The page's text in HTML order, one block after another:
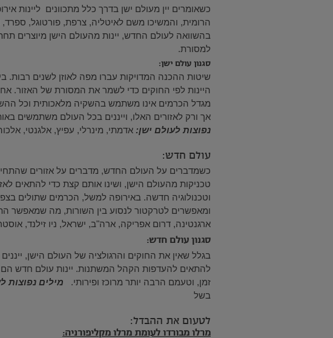
כשאומרים יין מעולם ישן בדרך כלל מתכוונים ליינות
הרומית, והמשיכו משם לאיטליה, צרפת, פורטוגל,
בהשוואה לעולם החדש, יינות מהעולם הישן מיוצרים
למסורת.
סגנון עולם ישן:
שיטות ההכנה המדויקות עברו מפה לאוזן לשנים רבות.
היינות לפי החוקים כדי לשמר את המסורת של האזור.
מגדל הכרמים אינו משתמש בהשקיה מלאכותית וכל
אך ורק לאזורים האלו, וייננים בכל העולם משתמשים
נפוצות לעולם ישן: אדמתי, מינרלי, עפיץ, אלגנטי,
עולם חדש:
כשמדברים על העולם החדש, מדברים על אזורים
טכניקות מהעולם הישן, ושינו אותם קצת כדי להתאים
וטכנולוגיה חדשה. באירופה למשל, הכרמים שתולים
ומאפשרים לטרקטור לנסוע בין השורות, מה
ארגנטינה, דרום אפריקה, ארה"ב, ישראל, ניו זילנד,
סגנון עולם חדש:
בגלל שאין את החוקים והרגולציה של העולם הישן,
להתאים להעדפות הקהל המשתנות. יינות עולם חדש הם
זמן, וטעמם הרבה יותר מרוכז ופירותי. מילים נפוצות
בשל
לטעום את ההבדל:
מרלו מבורדו לעומת מרלו מקליפורניה: